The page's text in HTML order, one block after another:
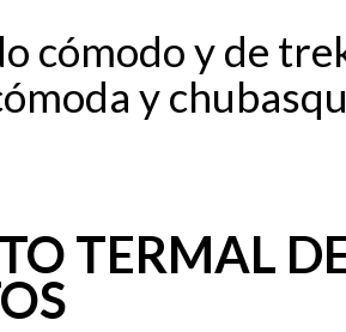
cómodo y de
y
TERMAL